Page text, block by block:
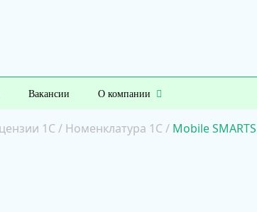
Вакансии О компании
1С / Номенклатура 1С / Mobile